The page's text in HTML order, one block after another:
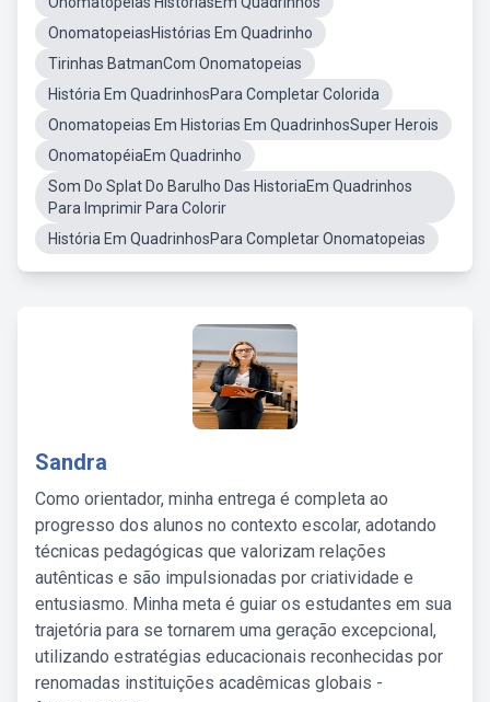
OnomatopeiasHistórias Em Quadrinho
Tirinhas BatmanCom Onomatopeias
História Em QuadrinhosPara Completar Colorida
Onomatopeias Em Historias Em QuadrinhosSuper Herois
OnomatopéiaEm Quadrinho
Som Do Splat Do Barulho Das HistoriaEm Quadrinhos
Para Imprimir Para Colorir
História Em QuadrinhosPara Completar Onomatopeias
Sandra
Como orientador, minha entrega é completa ao
progresso dos alunos no contexto escolar, adotando
técnicas pedagógicas que valorizam relações
autênticas e são impulsionadas por criatividade e
entusiasmo. Minha meta é guiar os estudantes em sua
trajetória para se tornarem uma geração excepcional,
utilizando estratégias educacionais reconhecidas por
renomadas instituições acadêmicas globais -